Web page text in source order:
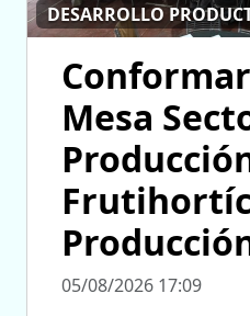
DESARROLLO
Mesa
05/08/2026 17:09